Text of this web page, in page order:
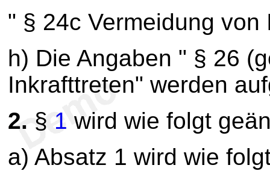
" § 24c Vermeidung
h) Die Angaben " § 26
Inkrafttreten" werden
2. § 1 wird wie folgt
a) Absatz 1 wird wie